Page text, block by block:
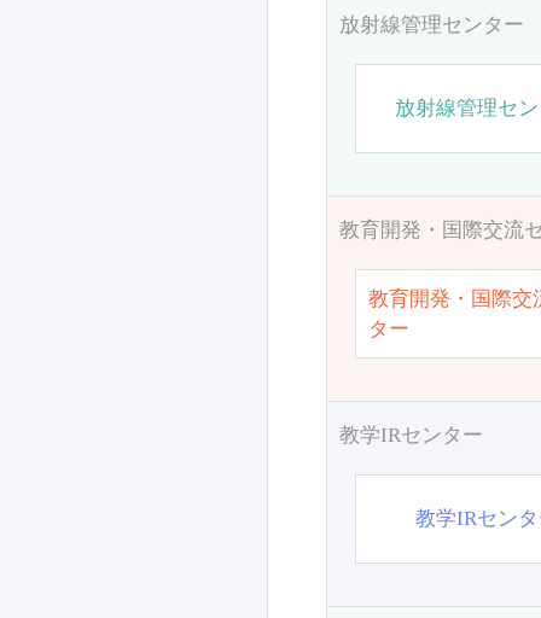
放射線管理センター
放射線管理セ
教育開発・国際交流
教育開発・国際交
ター
教学IRセンター
教学IRセン